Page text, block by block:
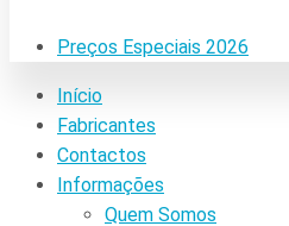
Preços Especiais 2026
Início
Fabricantes
Contactos
Informações
Quem Somos